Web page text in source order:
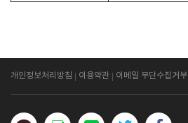
개인정보처리방침 이용약관 이메일 무단수집거부